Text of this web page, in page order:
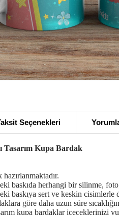
Seçenekleri
Tasarım Kupa Bardak
hazırlanmaktadır.
baskıda herhangi bir silinme,
baskıya sert ve keskin cisimlerle
göre daha uzun süre
kupa bardaklar içeceklerinizi